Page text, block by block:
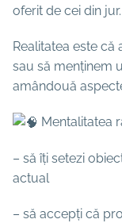
oferit de cei din jur.
Realitatea este
sau să menținem
amândouă
Mentalitatea
– să îți setezi
actual
– să accepți că